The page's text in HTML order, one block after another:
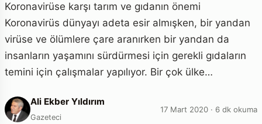
Koronavirüse karşı tarım ve gıdanın önemi
Koronavirüs dünyayı adeta esir almışken, bir yandan
virüse ve ölümlere çare aranırken bir yandan da
insanların yaşamını sürdürmesi için gerekli gıdaların
temini için çalışmalar yapılıyor. Bir çok ülke…
Ali Ekber Yıldırım
Gazeteci
17 Mart 2020 · 6 dk okuma